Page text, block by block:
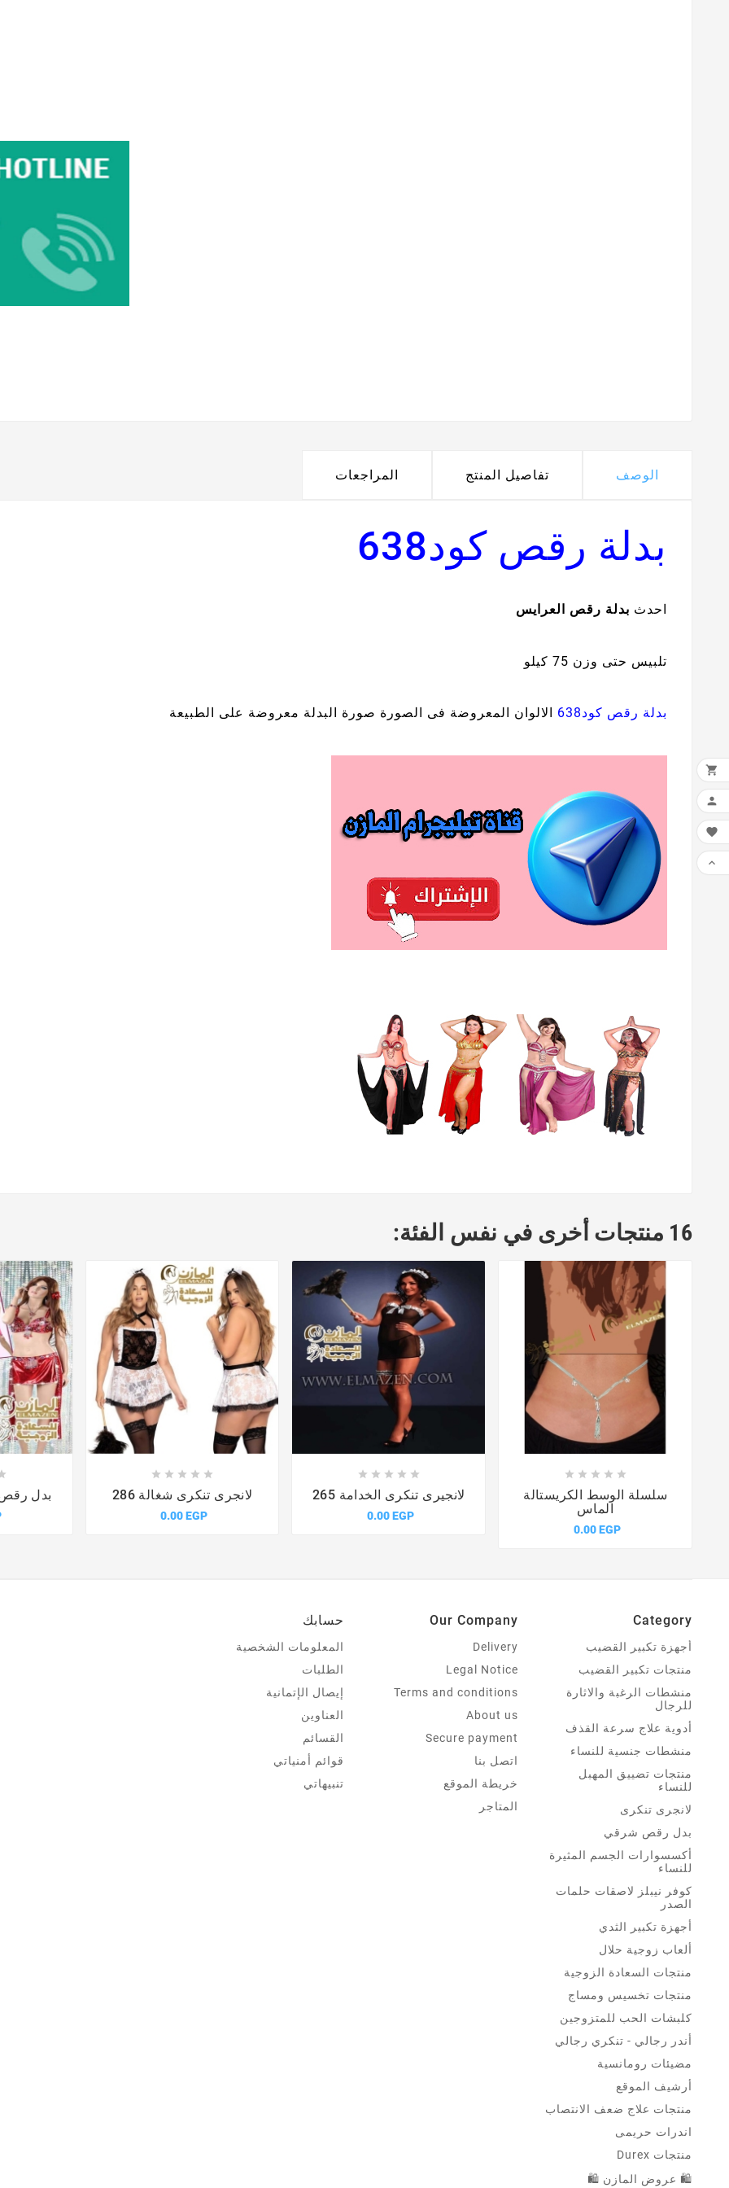
الوصف تفاصيل المنتج المراجعات
بدلة رقص كود638
احدث بدلة رقص العرايس
تلبيس حتى وزن 75 كيلو
بدلة رقص كود638 الالوان المعروضة فى الصورة صورة البدلة معروضة على الطبيعة
16 منتجات أخرى في نفس الفئة:
بدل رقص
    
لانجرى تنكرى شغالة 286
0.00 EGP
    
لانجيرى تنكرى الخدامة 265
0.00 EGP
    
سلسلة الوسط الكريستالة
الماس
0.00 EGP
Category
أجهزة تكبير القضيب
منتجات تكبير القضيب
منشطات الرغبة والاثارة
للرجال
أدوية علاج سرعة القذف
منشطات جنسية للنساء
منتجات تضييق المهبل
للنساء
لانجرى تنكرى
بدل رقص شرقي
أكسسوارات الجسم المثيرة
للنساء
كوفر نيبلز لاصقات حلمات
الصدر
أجهزة تكبير الثدي
ألعاب زوجية حلال
منتجات السعادة الزوجية
منتجات تخسيس ومساج
كلبشات الحب للمتزوجين
أندر رجالي - تنكري رجالي
مضيئات رومانسية
أرشيف الموقع
منتجات علاج ضعف الانتصاب
اندرات حريمى
منتجات Durex
🛍 عروض المازن 🛍
Our Company
Delivery
Legal Notice
Terms and conditions
About us
Secure payment
اتصل بنا
خريطة الموقع
المتاجر
حسابك
المعلومات الشخصية
الطلبات
إيصال الإتمانية
العناوين
القسائم
قوائم أمنياتي
تنبيهاتي



